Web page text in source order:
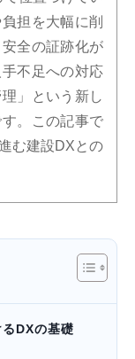
担を大幅に削
全の証跡化が
不足への対応
」という新し
。この記事で
む建設DXとの
DXの基礎